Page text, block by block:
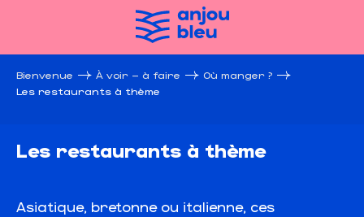
Bienvenue À voir – à faire
Où manger ?
Les restaurants à thème
Les restaurants à thème
Asiatique, bretonne ou italienne, ces